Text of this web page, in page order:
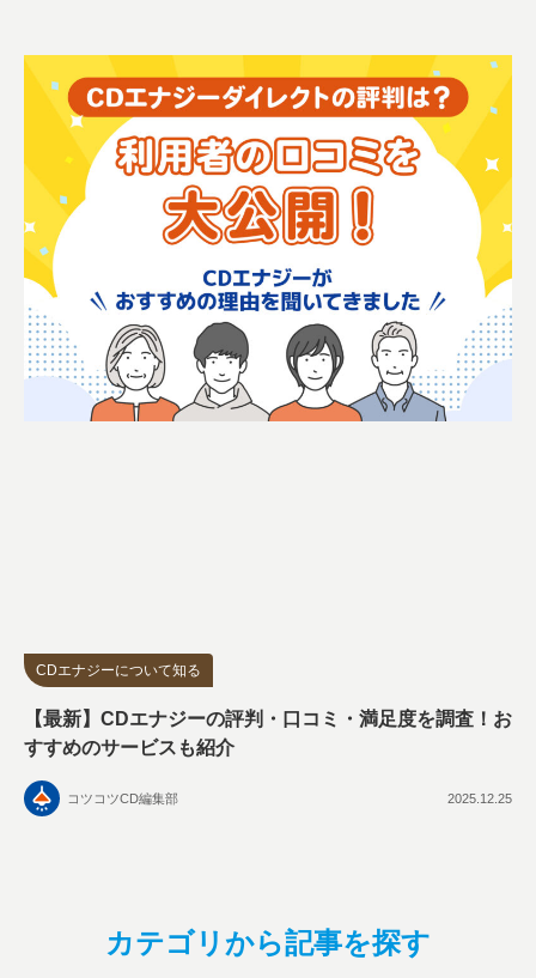
CDエナジーについて知る
【最新】CDエナジーの評判・口コミ・満足度を調査！お
すすめのサービスも紹介
コツコツCD編集部 2025.12.25
カテゴリから記事を探す